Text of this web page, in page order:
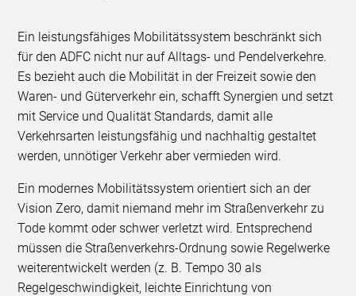
Ein leistungsfähiges Mobilitätssystem beschränkt sich
für den ADFC nicht nur auf Alltags- und Pendelverkehre.
Es bezieht auch die Mobilität in der Freizeit sowie den
Waren- und Güterverkehr ein, schafft Synergien und setzt
mit Service und Qualität Standards, damit alle
Verkehrsarten leistungsfähig und nachhaltig gestaltet
werden, unnötiger Verkehr aber vermieden wird.
Ein modernes Mobilitätssystem orientiert sich an der
Vision Zero, damit niemand mehr im Straßenverkehr zu
Tode kommt oder schwer verletzt wird. Entsprechend
müssen die Straßenverkehrs-Ordnung sowie Regelwerke
weiterentwickelt werden (z. B. Tempo 30 als
Regelgeschwindigkeit, leichte Einrichtung von